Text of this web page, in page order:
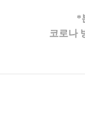
*
코로나